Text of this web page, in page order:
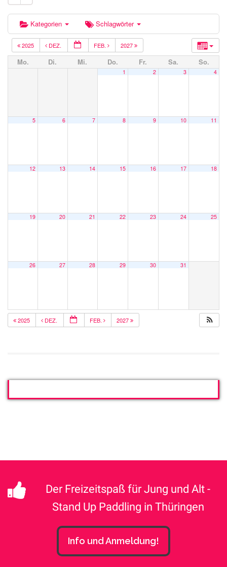
Kategorien Schlagwörter
2025 DEZ. FEB. 2027
Mo. Di. Mi. Do. Fr. Sa. So.
1 2 3 4
5 6 7 8 9 10 11
12 13 14 15 16 17 18
19 20 21 22 23 24 25
26 27 28 29 30 31
2025 DEZ. FEB. 2027
Der Freizeitspaß für Jung und Alt -
Stand Up Paddling in Thüringen
Info und Anmeldung!